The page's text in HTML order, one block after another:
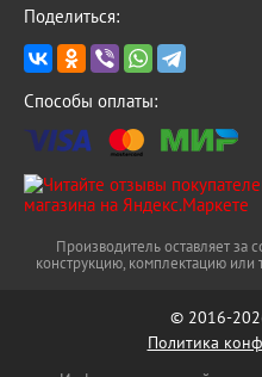
Утепление коробки
Цвет внешней отделки
Цвет фурнитуры
Цилиндр
Цвет внутренней отделки
Толщина внутренней
Поделиться:
Способы оплаты:
Производитель оставляет за
конструкцию, комплектацию или
© 2016-
Политика